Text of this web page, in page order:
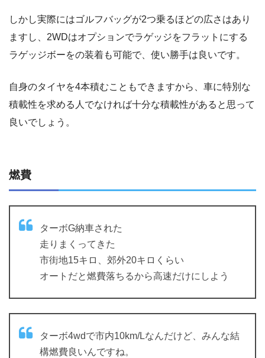
しかし実際にはゴルフバッグが2つ乗るほどの広さはあり
ますし、2WDはオプションでラゲッジをフラットにする
ラゲッジボーをの装着も可能で、使い勝手は良いです。
自身のタイヤを4本積むこともできますから、車に特別な
積載性を求める人でなければ十分な積載性があると思って
良いでしょう。
燃費
ターボG納車された
走りまくってきた
市街地15キロ、郊外20キロくらい
オートだと燃費落ちるから高速だけにしよう
ターボ4wdで市内10km/Lなんだけど、みんな結
構燃費良いんですね。